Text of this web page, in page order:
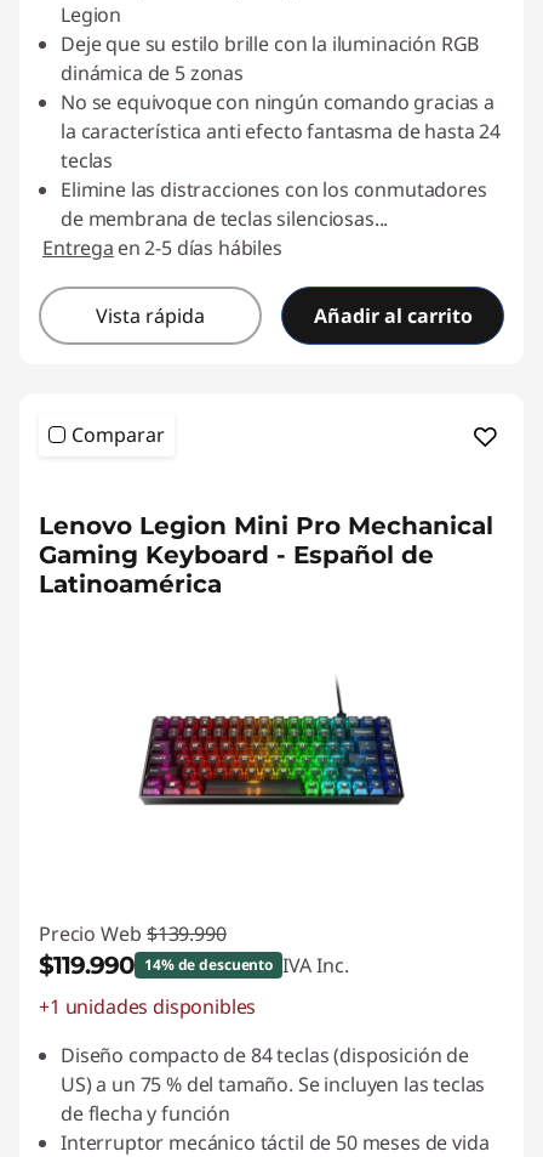
Legion
Deje que su estilo brille con la iluminación RGB
dinámica de 5 zonas
No se equivoque con ningún comando gracias a
la característica anti efecto fantasma de hasta 24
teclas
Elimine las distracciones con los conmutadores
de membrana de teclas silenciosas...
Entrega en 2-5 días hábiles
Vista rápida Añadir al carrito
Comparar
Lenovo Legion Mini Pro Mechanical
Gaming Keyboard - Español de
Latinoamérica
Precio Web $139.990
$119.990 14% de descuento IVA Inc.
Ahorros instantáneos :
+1 unidades disponibles
Diseño compacto de 84 teclas (disposición de
US) a un 75 % del tamaño. Se incluyen las teclas
de flecha y función
Interruptor mecánico táctil de 50 meses de vida